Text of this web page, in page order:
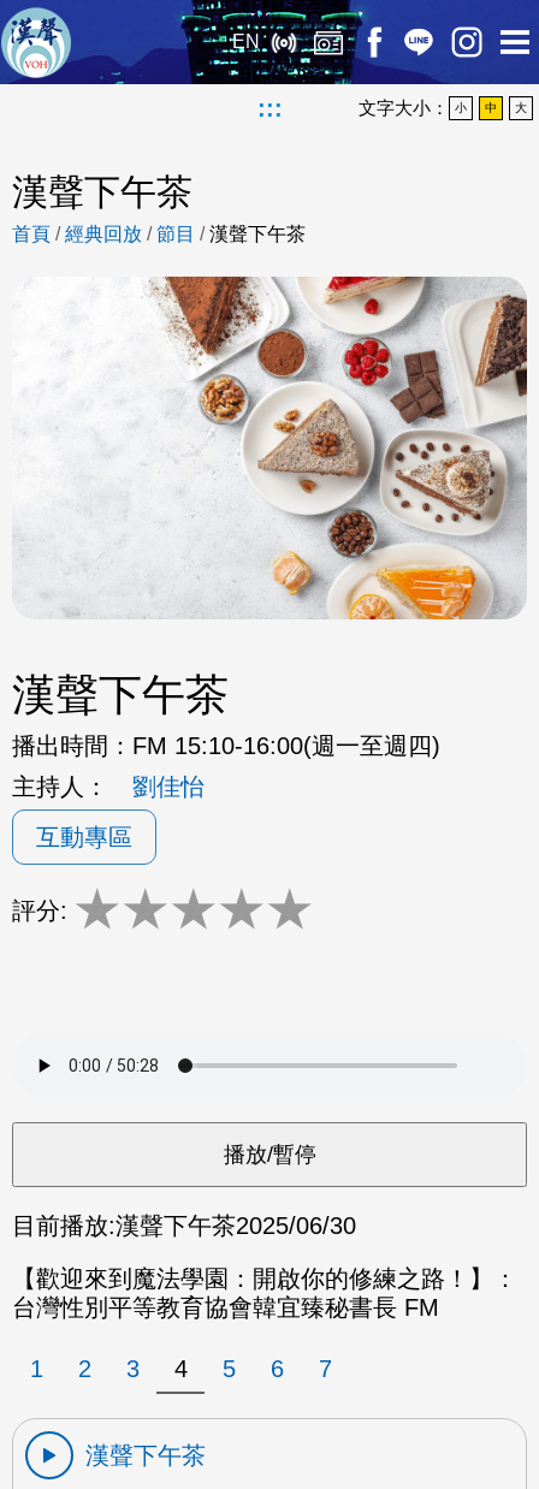
EN
::: 文字大小： 小 中 大
漢聲下午茶
首頁 /經典回放 /節目 /漢聲下午茶
漢聲下午茶
播出時間： FM 15:10-16:00(週一至週四)
主持人：
劉佳怡
互動專區
評分: ★★★★★
目前播放:漢聲下午茶2025/06/30
【歡迎來到魔法學園：開啟你的修練之路！】：
台灣性別平等教育協會韓宜臻秘書長 FM
1 2 3 4 5 6 7
漢聲下午茶